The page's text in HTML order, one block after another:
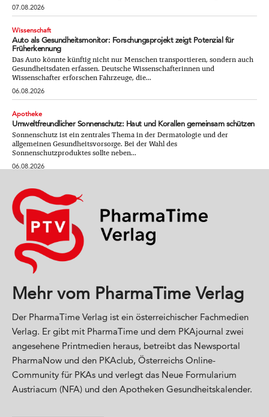
07.08.2026
Wissenschaft
Auto als Gesundheitsmonitor: Forschungsprojekt zeigt Potenzial für
Früherkennung
Das Auto könnte künftig nicht nur Menschen transportieren, sondern auch
Gesundheitsdaten erfassen. Deutsche Wissenschafterinnen und
Wissenschafter erforschen Fahrzeuge, die...
06.08.2026
Apotheke
Umweltfreundlicher Sonnenschutz: Haut und Korallen gemeinsam schützen
Sonnenschutz ist ein zentrales Thema in der Dermatologie und der
allgemeinen Gesundheitsvorsorge. Bei der Wahl des
Sonnenschutzproduktes sollte neben...
06.08.2026
Mehr vom PharmaTime Verlag
Der PharmaTime Verlag ist ein österreichischer Fachmedien
Verlag. Er gibt mit PharmaTime und dem PKAjournal zwei
angesehene Printmedien heraus, betreibt das Newsportal
PharmaNow und den PKAclub, Österreichs Online-
Community für PKAs und verlegt das Neue Formularium
Austriacum (NFA) und den Apotheken Gesundheitskalender.